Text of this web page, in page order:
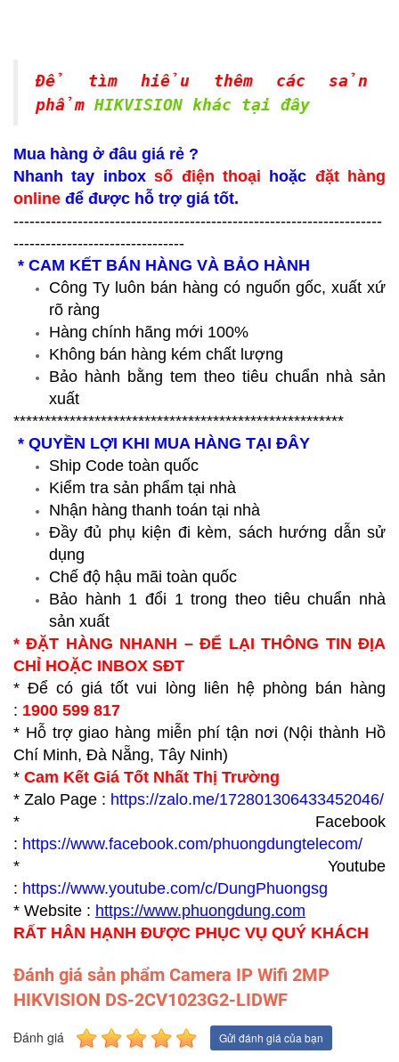
Để tìm hiểu thêm các sản
phẩm HIKVISION khác tại đây
Mua hàng ở đâu giá rẻ ?
Nhanh tay inboxsố điện thoại hoặc đặt hàng
online để được hỗ trợ giá tốt.
---------------------------------------------------------------------
--------------------------------
* CAM KẾT BÁN HÀNG VÀ BẢO HÀNH
Công Ty luôn bán hàng có nguốn gốc, xuất xứ
rõ ràng
Hàng chính hãng mới 100%
Không bán hàng kém chất lượng
Bảo hành bằng tem theo tiêu chuẩn nhà sản
xuất
*****************************************************
* QUYỀN LỢI KHI MUA HÀNG TẠI ĐÂY
Ship Code toàn quốc
Kiểm tra sản phẩm tại nhà
Nhận hàng thanh toán tại nhà
Đầy đủ phụ kiện đi kèm, sách hướng dẫn sử
dụng
Chế độ hậu mãi toàn quốc
Bảo hành 1 đổi 1 trong theo tiêu chuẩn nhà
sản xuất
* ĐẶT HÀNG NHANH – ĐỂ LẠI THÔNG TIN ĐỊA
CHỈ HOẶC INBOX SĐT
* Để có giá tốt vui lòng liên hệ phòng bán hàng
: 1900 599 817
* Hỗ trợ giao hàng miễn phí tận nơi (Nội thành Hồ
Chí Minh, Đà Nẵng, Tây Ninh)
* Cam Kết Giá Tốt Nhất Thị Trường
* Zalo Page : https://zalo.me/172801306433452046/
* Facebook
: https://www.facebook.com/phuongdungtelecom/
* Youtube
: https://www.youtube.com/c/DungPhuongsg
* Website : https://www.phuongdung.com
RẤT HÂN HẠNH ĐƯỢC PHỤC VỤ QUÝ KHÁCH
Đánh giá sản phẩm Camera IP Wifi 2MP
HIKVISION DS-2CV1023G2-LIDWF
Đánh giá Gửi đánh giá của bạn